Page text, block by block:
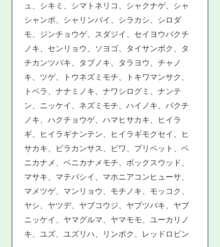
ュ、シキミ、シマトネリコ、シャクナゲ、シャ
シャンポ、シャリンバイ、シラカシ、シロダ
モ、ジンチョウゲ、スダジイ、セイヨウバクチ
ノキ、センリョウ、ソヨゴ、タイサンボク、タ
チカンツバキ、タブノキ、タラヨウ、チャノ
キ、ツゲ、トウネズミモチ、トキワマンサク、
トベラ、ナナミノキ、ナワシログミ、ナンテ
ン、ニッケイ、ネズミモチ、ハイノキ、バクチ
ノキ、ハクチョウゲ、ハマヒサカキ、ヒイラ
ギ、ヒイラギナンテン、ヒイラギモクセイ、ヒ
サカキ、ピラカンサス、ビワ、プリペット、ベ
ニカナメ、ベニカナメモチ、ボックスウッド、
マサキ、マテバシイ、マホニアコンヒューサ、
マメツゲ、マンリョウ、モチノキ、モッコク、
ヤシ、ヤツデ、ヤブコウジ、ヤブツバキ、ヤブ
ニッケイ、ヤマグルマ、ヤマモモ、ユーカリノ
キ、ユズ、ユズリハ、リンボク、レッドロビン